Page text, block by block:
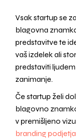
Vsak startup se
blagovna
predstavitve te
vaš izdelek ali
predstaviti
zanimanje.
Če startup želi
blagovno
v premišljeno
branding podjetja